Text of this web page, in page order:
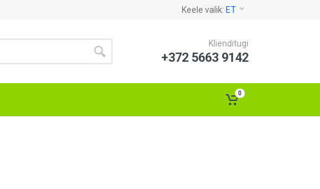
Keele valik: ET
Klienditugi
+372 5663 9142
0